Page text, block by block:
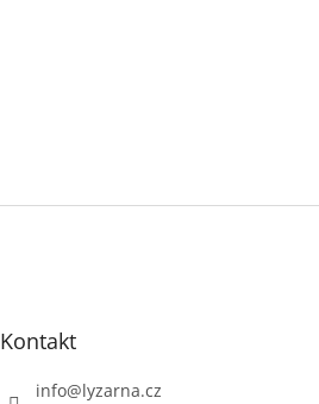
Kontakt
info@lyzarna.cz